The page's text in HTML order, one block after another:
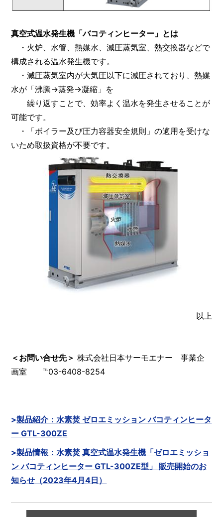
真空式温水発生機「バコティンヒーター」とは
・火炉、水管、熱媒水、減圧蒸気室、熱交換器などで
構成される温水発生機です。
・減圧蒸気室内が大気圧以下に減圧されており、熱媒
水が「沸騰→蒸発→凝縮」を
繰り返すことで、効率よく温水を発生させることが
可能です。
・「ボイラー及び圧力容器安全規則」の適用を受けな
いため取扱資格が不要です。
以上
＜お問い合せ先＞ 株式会社日本サーモエナー 事業企
画室 ℡03-6408-8254
製品紹介：水素焚 ゼロエミッション バコティンヒータ
ー GTL-300ZE
製品情報：水素焚 真空式温水発生機「ゼロエミッショ
ン バコティンヒーター GTL-300ZE型」 販売開始のお
知らせ（2023年4月4日）